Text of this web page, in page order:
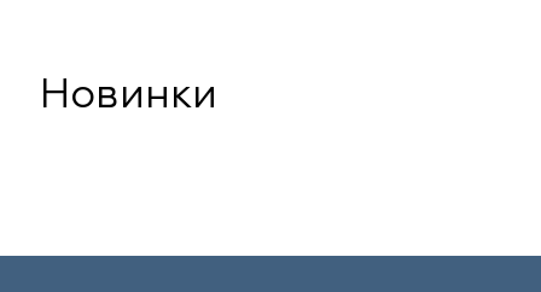
Новинки